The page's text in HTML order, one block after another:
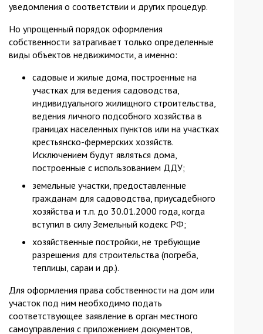
уведомления о соответствии и других процедур.
Но упрощенный порядок оформления
собственности затрагивает только определенные
виды объектов недвижимости, а именно:
садовые и жилые дома, построенные на
участках для ведения садоводства,
индивидуального жилищного строительства,
ведения личного подсобного хозяйства в
границах населенных пунктов или на участках
крестьянско-фермерских хозяйств.
Исключением будут являться дома,
построенные с использованием ДДУ;
земельные участки, предоставленные
гражданам для садоводства, приусадебного
хозяйства и т.п. до 30.01.2000 года, когда
вступил в силу Земельный кодекс РФ;
хозяйственные постройки, не требующие
разрешения для строительства (погреба,
теплицы, сараи и др.).
Для оформления права собственности на дом или
участок под ним необходимо подать
соответствующее заявление в орган местного
самоуправления с приложением документов,